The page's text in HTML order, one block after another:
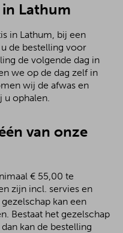
Lathum
in Lathum, bij een
de bestelling voor
de volgende dag in
we op de dag zelf in
wij de afwas en
u ophalen.
van onze
€ 55,00 te
zijn incl. servies en
kan een
Bestaat het gezelschap
kan de bestelling